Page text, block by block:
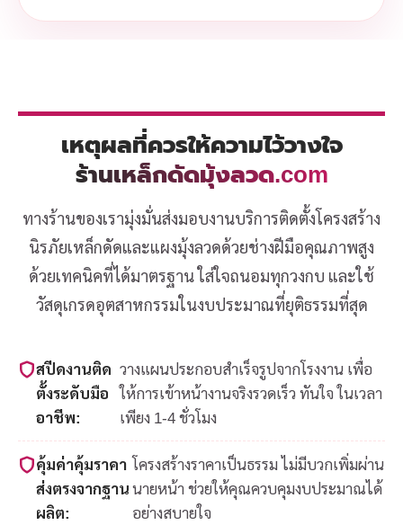
เหตุผลที่ควรให้ความไว้วางใจ
ร้านเหล็กดัดมุ้งลวด.com
ทางร้านของเรามุ่งมั่นส่งมอบงานบริการติดตั้งโครงสร้าง
นิรภัยเหล็กดัดและแผงมุ้งลวดด้วยช่างฝีมือคุณภาพสูง
ด้วยเทคนิคที่ได้มาตรฐาน ใส่ใจถนอมทุกวงกบ และใช้
วัสดุเกรดอุตสาหกรรมในงบประมาณที่ยุติธรรมที่สุด
สปีดงานติด
ตั้งระดับมือ
อาชีพ:
วางแผนประกอบสำเร็จรูปจากโรงงาน เพื่อ
ให้การเข้าหน้างานจริงรวดเร็ว ทันใจ ในเวลา
เพียง 1-4 ชั่วโมง
คุ้มค่าคุ้มราคา
ส่งตรงจากฐาน
ผลิต:
โครงสร้างราคาเป็นธรรม ไม่มีบวกเพิ่มผ่าน
นายหน้า ช่วยให้คุณควบคุมงบประมาณได้
อย่างสบายใจ